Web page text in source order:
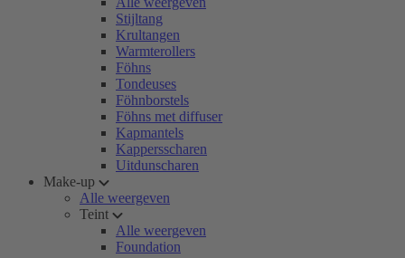
Stijltang
Krultangen
Warmterollers
Föhns
Tondeuses
Föhnborstels
Föhns met diffuser
Kapmantels
Kappersscharen
Uitdunscharen
Make-up
Alle weergeven
Teint
Alle weergeven
Foundation